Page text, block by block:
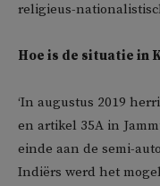
religieus-
Hoe is de situatie in
‘In augustus 2019
en artikel 35A in
einde aan de semi-
Indiërs werd het